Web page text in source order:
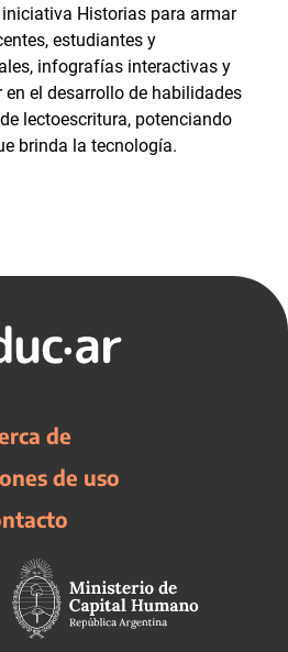
Historias para armar
estudiantes y
infografías interactivas y
el desarrollo de habilidades
lectoescritura, potenciando
brinda la tecnología.
de
de uso